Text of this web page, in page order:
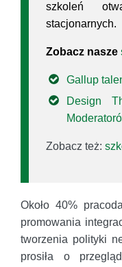
szkoleń
stacjonarnych.
Zobacz nasze
Gallup
Design
Zobacz też:
Około 40%
promowania
tworzenia polityki
prosiła o